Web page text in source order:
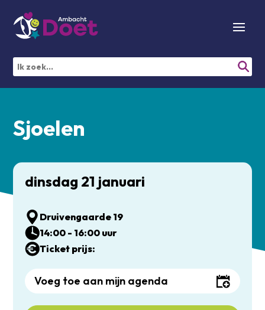
Sjoelen
dinsdag 21 januari
Druivengaarde 19
14:00 - 16:00 uur
Ticket prijs:
Voeg toe aan mijn agenda